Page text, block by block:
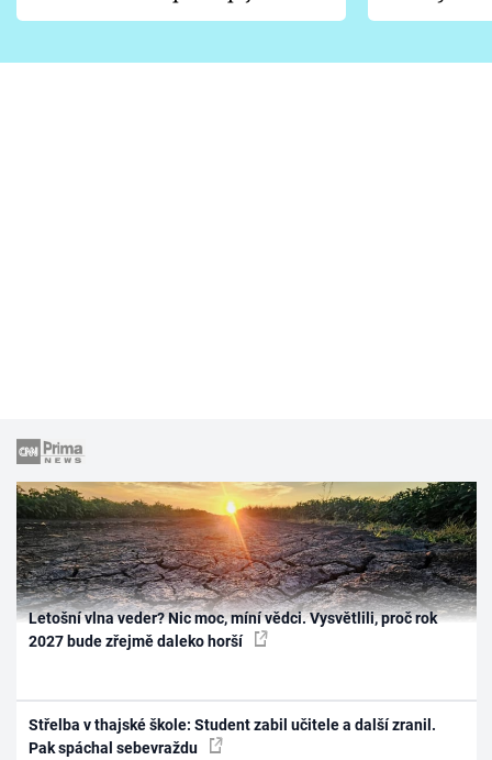
vhodný jen pro některé
pondělí
Letošní vlna veder? Nic moc, míní vědci. Vysvětlili, proč rok
2027 bude zřejmě daleko horší
Střelba v thajské škole: Student zabil učitele a další zranil.
Pak spáchal sebevraždu